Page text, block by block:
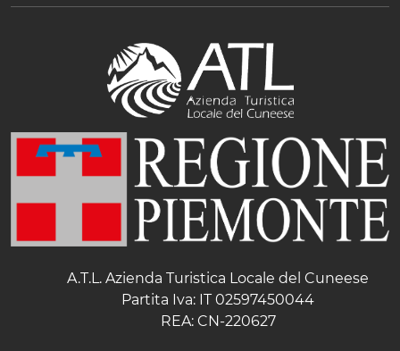
A.T.L. Azienda Turistica Locale del Cuneese
Partita Iva: IT 02597450044
REA: CN-220627